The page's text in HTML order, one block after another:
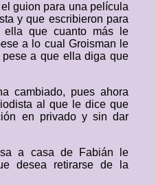
guion para una película
y que escribieron para
que cuanto más le
a lo cual Groisman le
a que ella diga que
cambiado, pues ahora
al que le dice que
en privado y sin dar
a casa de Fabián le
desea retirarse de la